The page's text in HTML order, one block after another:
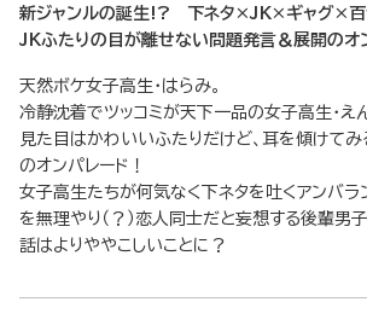
新ジャンルの誕生!? 下ネタ×JK×ギャグ×百
JKふたりの目が離せない問題発言＆展開のオ
天然ボケ女子高生・はらみ。
冷静沈着でツッコミが天下一品の女子高生・えん
見た目はかわいいふたりだけど、耳を傾けてみ
のオンパレード！
女子高生たちが何気なく下ネタを吐くアンバラ
を無理やり（？）恋人同士だと妄想する後輩男
話はよりややこしいことに？